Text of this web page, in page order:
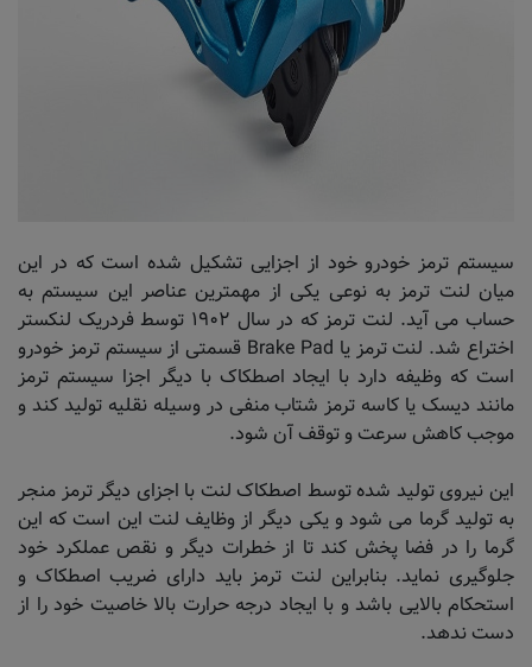
سیستم ترمز خودرو خود از اجزایی تشکیل شده است که در این
میان لنت ترمز به نوعی یکی از مهمترین عناصر این سیستم به
حساب می آید. لنت ترمز که در سال ۱۹۰۲ توسط فردریک لنکستر
اختراع شد. لنت ترمز یا Brake Pad قسمتی از سیستم ترمز خودرو
است که وظیفه دارد با ایجاد اصطکاک با دیگر اجزا سیستم ترمز
مانند دیسک یا کاسه ترمز شتاب منفی در وسیله نقلیه تولید کند و
موجب کاهش سرعت و توقف آن شود.
این نیروی تولید شده توسط اصطکاک لنت با اجزای دیگر ترمز منجر
به تولید گرما می شود و یکی دیگر از وظایف لنت این است که این
گرما را در فضا پخش کند تا از خطرات دیگر و نقص عملکرد خود
جلوگیری نماید. بنابراین لنت ترمز باید دارای ضریب اصطکاک و
استحکام بالایی باشد و با ایجاد درجه حرارت بالا خاصیت خود را از
دست ندهد.